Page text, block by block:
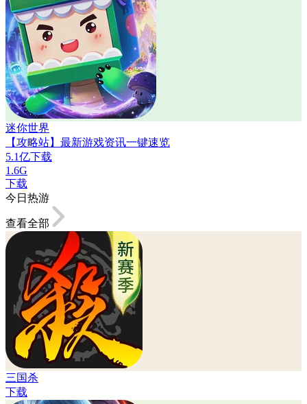
迷你世界
【攻略站】最新游戏资讯一键速览
5.1亿下载
1.6G
下载
今日热游
查看全部
三国杀
下载